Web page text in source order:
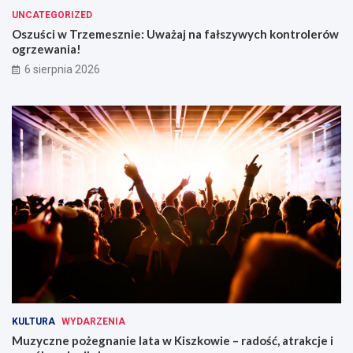
n
i
a
ż
y
a
!
n
t
r
o
l
ó
w
o
g
r
z
e
w
a
UNCATEGORIZED
Oszuści w Trzemesznie: Uważaj na fałszywych kontrolerów
ogrzewania!
6 sierpnia 2026
KULTURA WYDARZENIA
Muzyczne pożegnanie lata w Kiszkowie – radość, atrakcje i